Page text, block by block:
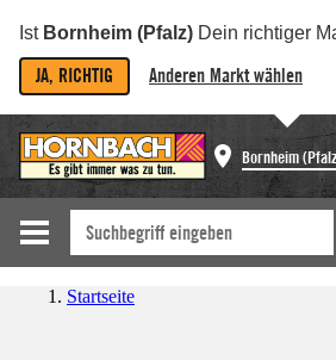
Ist Bornheim (Pfalz) Dein richtiger
JA, RICHTIG Anderen Markt wählen
Bornheim
Startseite